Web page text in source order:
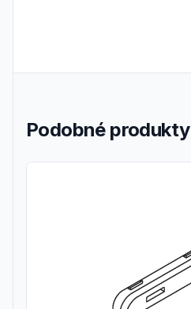
Podobné produkty